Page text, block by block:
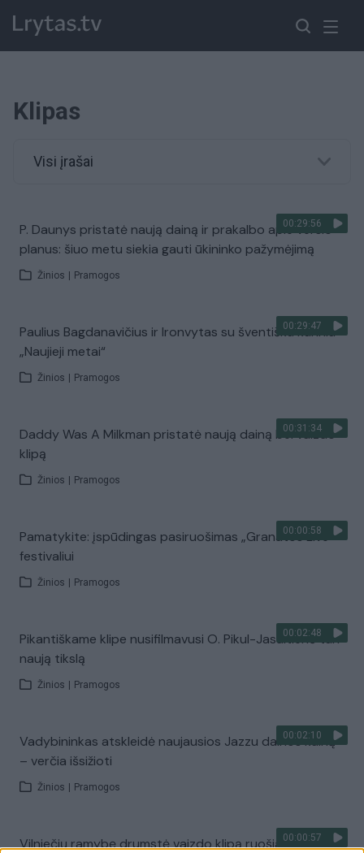
Klipas
Visi įrašai
00:29:56
P. Daunys pristatė naują dainą ir prakalbo apie verslo
planus: šiuo metu siekia gauti ūkininko pažymėjimą
Žinios Pramogos
00:29:47
Paulius Bagdanavičius ir Ironvytas su šventišku kūriniu
„Naujieji metai“
Žinios Pramogos
00:31:34
Daddy Was A Milkman pristatė naują dainą bei vaizdo
klipą
Žinios Pramogos
00:00:58
Pamatykite: įspūdingas pasiruošimas „Granatos Live“
festivaliui
Žinios Pramogos
00:02:48
Pikantiškame klipe nusifilmavusi O. Pikul-Jasaitienė turi
naują tikslą
Žinios Pramogos
00:02:10
Vadybininkas atskleidė naujausios Jazzu dainos kainą
– verčia išsižioti
Žinios Pramogos
00:00:57
Vilniečių ramybę drumstė vaizdo klipą ruošiantis